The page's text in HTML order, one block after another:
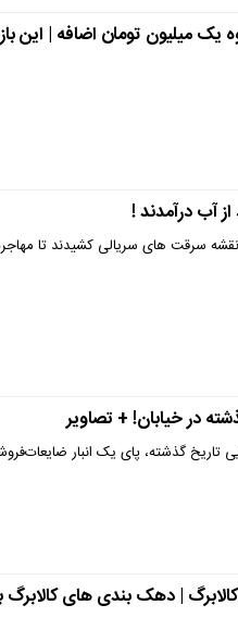
یک میلیون تومان اضافه | این
آب درآمدند !
سرقت های سریالی کشیدند تا مهاجرت
در خیابان! + تصاویر
تاریخ گذشته، پای یک انبار
کالابرگ | دهک بندی های